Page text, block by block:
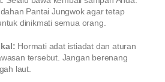
Pantai Jungwok agar tetap
dinikmati semua orang.
Hormati adat istiadat dan aturan
tersebut. Jangan berenang
laut.